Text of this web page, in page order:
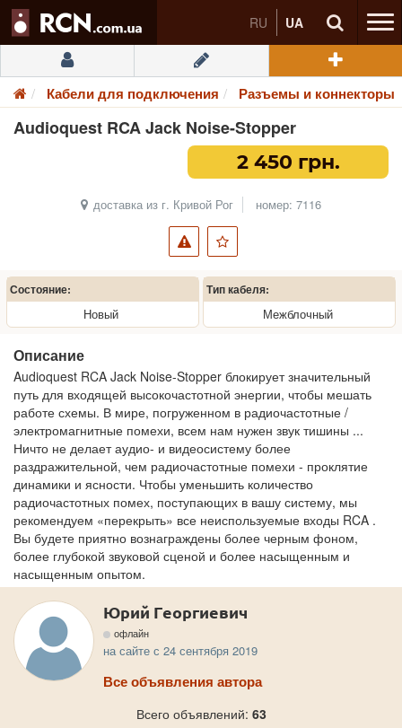
RU UA
Кабели для подключения Разъемы и коннекторы
Audioquest RCA Jack Noise-Stopper
2 450 грн.
доставка из г. Кривой Рог номер: 7116
Состояние:
Новый
Тип кабеля:
Межблочный
Описание
Audioquest RCA Jack Noise-Stopper блокирует значительный
путь для входящей высокочастотной энергии, чтобы мешать
работе схемы. В мире, погруженном в радиочастотные /
электромагнитные помехи, всем нам нужен звук тишины ...
Ничто не делает аудио- и видеосистему более
раздражительной, чем радиочастотные помехи - проклятие
динамики и ясности. Чтобы уменьшить количество
радиочастотных помех, поступающих в вашу систему, мы
рекомендуем «перекрыть» все неиспользуемые входы RCA .
Вы будете приятно вознаграждены более черным фоном,
более глубокой звуковой сценой и более насыщенным и
насыщенным опытом.
Юрий Георгиевич
офлайн
на сайте с 24 сентября 2019
Все объявления автора
Всего объявлений: 63